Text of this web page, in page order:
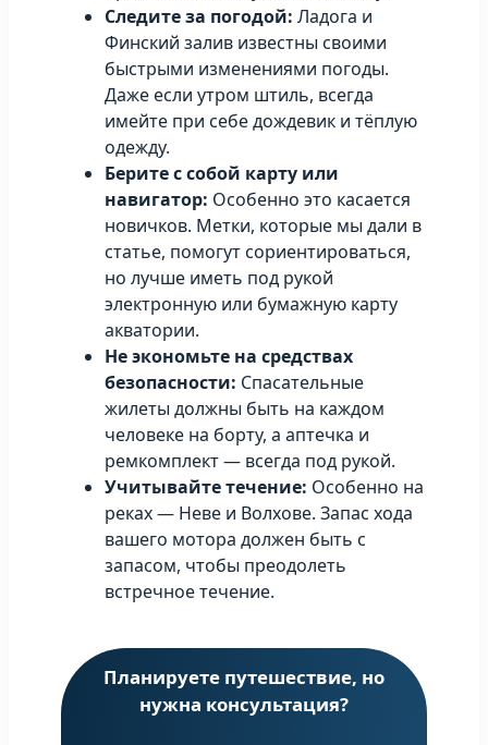
Следите за погодой: Ладога и
Финский залив известны своими
быстрыми изменениями погоды.
Даже если утром штиль, всегда
имейте при себе дождевик и тёплую
одежду.
Берите с собой карту или
навигатор: Особенно это касается
новичков. Метки, которые мы дали в
статье, помогут сориентироваться,
но лучше иметь под рукой
электронную или бумажную карту
акватории.
Не экономьте на средствах
безопасности: Спасательные
жилеты должны быть на каждом
человеке на борту, а аптечка и
ремкомплект — всегда под рукой.
Учитывайте течение: Особенно на
реках — Неве и Волхове. Запас хода
вашего мотора должен быть с
запасом, чтобы преодолеть
встречное течение.
Планируете путешествие, но
нужна консультация?